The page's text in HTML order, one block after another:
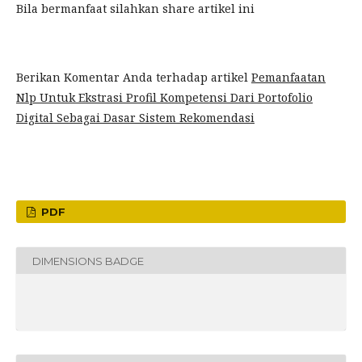
Bila bermanfaat silahkan share artikel ini
Berikan Komentar Anda terhadap artikel Pemanfaatan
Nlp Untuk Ekstrasi Profil Kompetensi Dari Portofolio
Digital Sebagai Dasar Sistem Rekomendasi
PDF
DIMENSIONS BADGE